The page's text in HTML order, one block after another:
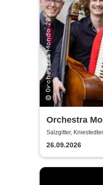
Orchestra
Salzgitter,
26.09.2026